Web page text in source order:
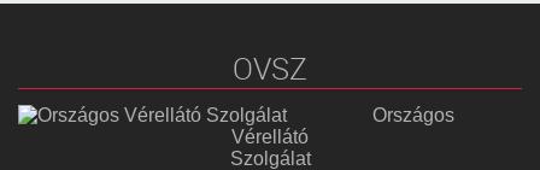
OVSZ
Országos
Vérellátó
Szolgálat